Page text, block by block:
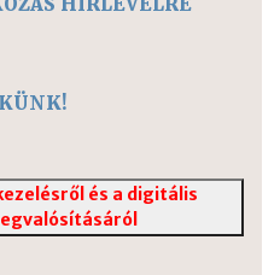
HÍRLEVÉLRE
és a digitális